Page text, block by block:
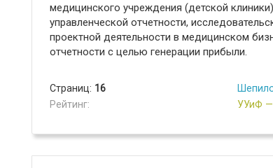
медицинского учреждения (детской
управленческой отчетности,
проектной деятельности в медицинском
отчетности с целью генерации прибыли.
Страниц: 16
Рейтинг:
УУиФ